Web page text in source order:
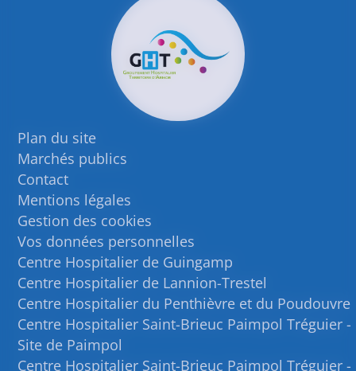
Plan du site
Marchés publics
Contact
Mentions légales
Gestion des cookies
Vos données personnelles
Centre Hospitalier de Guingamp
Centre Hospitalier de Lannion-Trestel
Centre Hospitalier du Penthièvre et du Poudouvre
Centre Hospitalier Saint-Brieuc Paimpol Tréguier -
Site de Paimpol
Centre Hospitalier Saint-Brieuc Paimpol Tréguier -